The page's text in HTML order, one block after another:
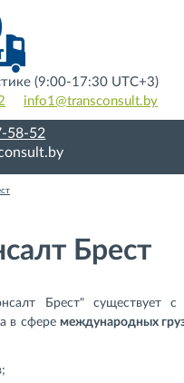
(9:00-17:30 UTC+3)
info1@transconsult.by
58-52
Брест
Брест" существует с
в сфере международных